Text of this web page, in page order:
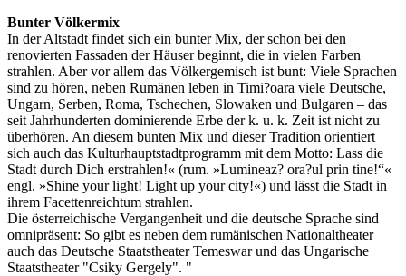
Bunter Völkermix
In der Altstadt findet sich ein bunter Mix, der schon bei den
renovierten Fassaden der Häuser beginnt, die in vielen Farben
strahlen. Aber vor allem das Völkergemisch ist bunt: Viele Sprachen
sind zu hören, neben Rumänen leben in Timi?oara viele Deutsche,
Ungarn, Serben, Roma, Tschechen, Slowaken und Bulgaren – das
seit Jahrhunderten dominierende Erbe der k. u. k. Zeit ist nicht zu
überhören. An diesem bunten Mix und dieser Tradition orientiert
sich auch das Kulturhauptstadtprogramm mit dem Motto: Lass die
Stadt durch Dich erstrahlen!« (rum. »Lumineaz? ora?ul prin tine!“«
engl. »Shine your light! Light up your city!«) und lässt die Stadt in
ihrem Facettenreichtum strahlen.
Die österreichische Vergangenheit und die deutsche Sprache sind
omnipräsent: So gibt es neben dem rumänischen Nationaltheater
auch das Deutsche Staatstheater Temeswar und das Ungarische
Staatstheater "Csiky Gergely". "